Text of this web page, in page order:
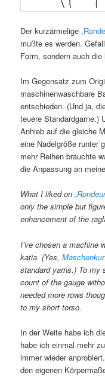
Der kurzärmelige
mußte es werden.
Form, sondern auch
Im Gegensatz zum
maschinenwaschbare
entschieden. (Und ja,
teuere Standardgarne.)
Anhieb auf die gleiche
eine Nadelgröße runter
mehr Reihen brauchte
die Anpassung an
What I liked on
only the simple but
enhancement of the
I’ve chosen a machine
katia. (Yes,
standard yarns.) To my
count of the gauge
needed more rows
to my short torso.
In der Weite habe ich
habe ich einmal mehr
immer wieder
den eigenen